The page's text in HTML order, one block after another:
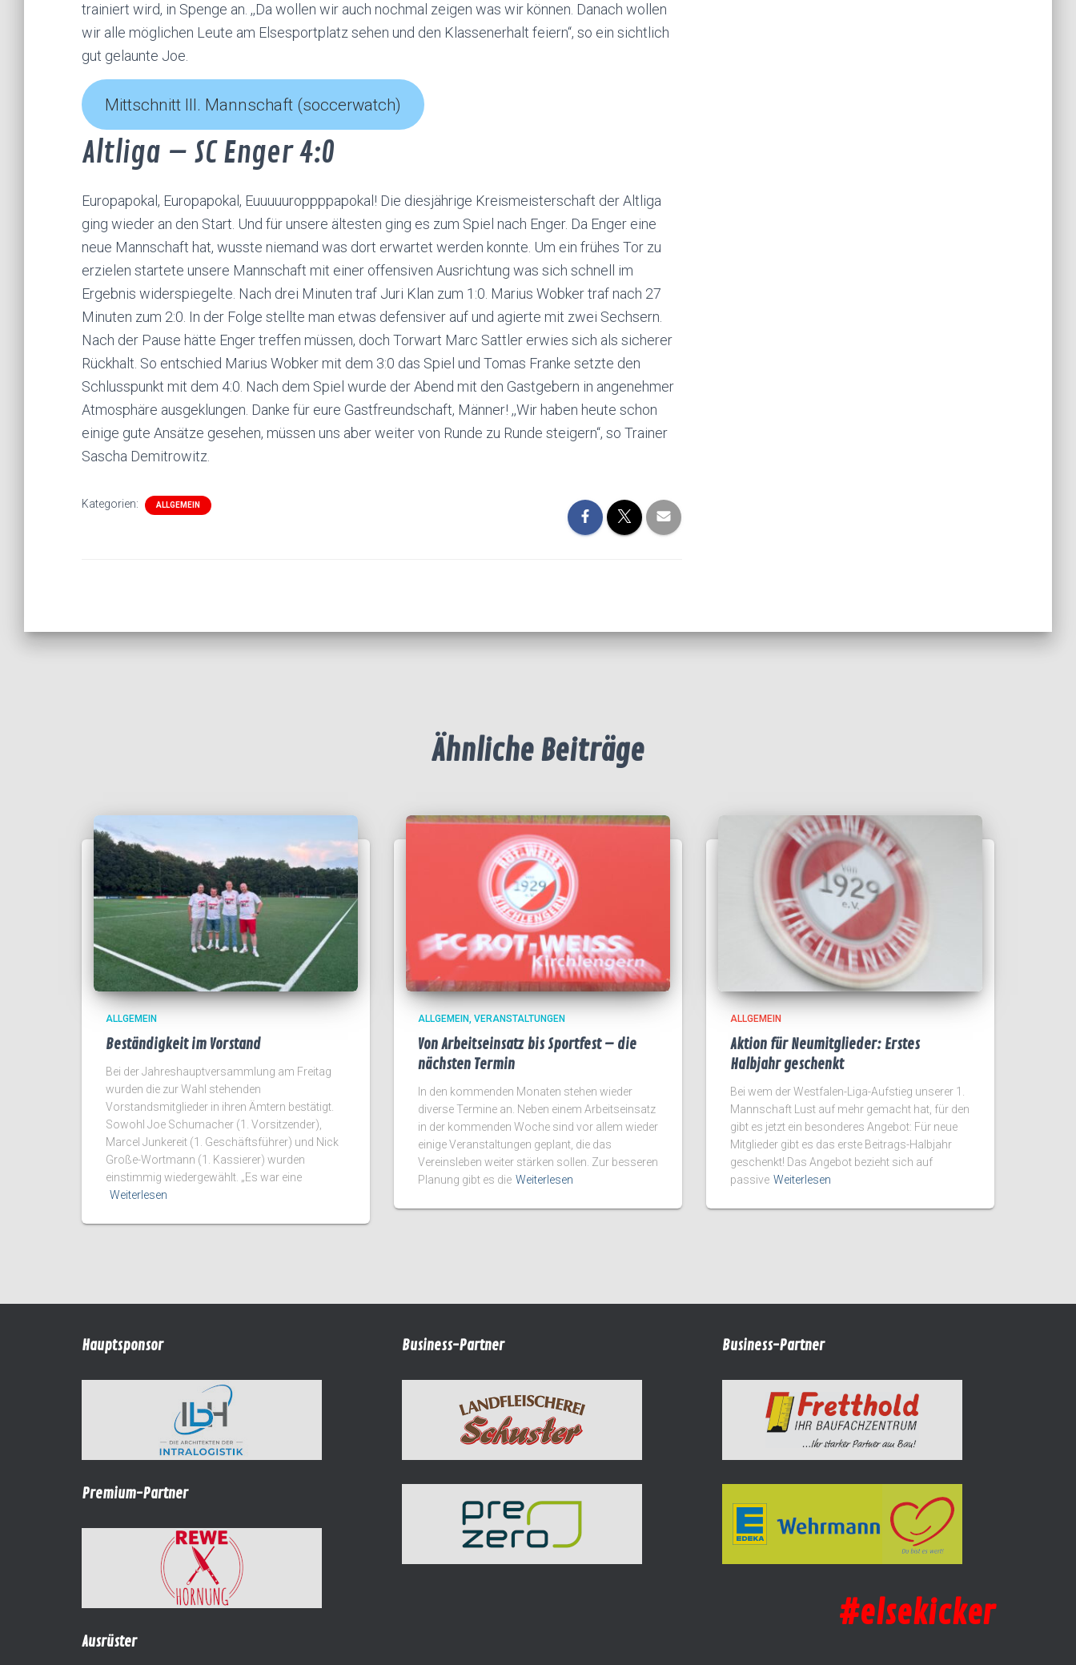
trainiert wird, in Spenge an. ,,Da wollen wir auch nochmal zeigen was wir können. Danach wollen
wir alle möglichen Leute am Elsesportplatz sehen und den Klassenerhalt feiern“, so ein sichtlich
gut gelaunte Joe.
Mittschnitt III. Mannschaft (soccerwatch)
Altliga – SC Enger 4:0
Europapokal, Europapokal, Euuuuuroppppapokal! Die diesjährige Kreismeisterschaft der Altliga
ging wieder an den Start. Und für unsere ältesten ging es zum Spiel nach Enger. Da Enger eine
neue Mannschaft hat, wusste niemand was dort erwartet werden konnte. Um ein frühes Tor zu
erzielen startete unsere Mannschaft mit einer offensiven Ausrichtung was sich schnell im
Ergebnis widerspiegelte. Nach drei Minuten traf Juri Klan zum 1:0. Marius Wobker traf nach 27
Minuten zum 2:0. In der Folge stellte man etwas defensiver auf und agierte mit zwei Sechsern.
Nach der Pause hätte Enger treffen müssen, doch Torwart Marc Sattler erwies sich als sicherer
Rückhalt. So entschied Marius Wobker mit dem 3:0 das Spiel und Tomas Franke setzte den
Schlusspunkt mit dem 4:0. Nach dem Spiel wurde der Abend mit den Gastgebern in angenehmer
Atmosphäre ausgeklungen. Danke für eure Gastfreundschaft, Männer! ,,Wir haben heute schon
einige gute Ansätze gesehen, müssen uns aber weiter von Runde zu Runde steigern“, so Trainer
Sascha Demitrowitz.
Kategorien: ALLGEMEIN
Ähnliche Beiträge
ALLGEMEIN
Beständigkeit im Vorstand
Bei der Jahreshauptversammlung am Freitag
wurden die zur Wahl stehenden
Vorstandsmitglieder in ihren Ämtern bestätigt.
Sowohl Joe Schumacher (1. Vorsitzender),
Marcel Junkereit (1. Geschäftsführer) und Nick
Große-Wortmann (1. Kassierer) wurden
einstimmig wiedergewählt. „Es war eine
Weiterlesen
ALLGEMEIN VERANSTALTUNGEN
Von Arbeitseinsatz bis Sportfest – die
nächsten Termin
In den kommenden Monaten stehen wieder
diverse Termine an. Neben einem Arbeitseinsatz
in der kommenden Woche sind vor allem wieder
einige Veranstaltungen geplant, die das
Vereinsleben weiter stärken sollen. Zur besseren
Planung gibt es die Weiterlesen
ALLGEMEIN
Aktion für Neumitglieder: Erstes
Halbjahr geschenkt
Bei wem der Westfalen-Liga-Aufstieg unserer 1.
Mannschaft Lust auf mehr gemacht hat, für den
gibt es jetzt ein besonderes Angebot: Für neue
Mitglieder gibt es das erste Beitrags-Halbjahr
geschenkt! Das Angebot bezieht sich auf
passive Weiterlesen
Hauptsponsor
Premium-Partner
Ausrüster
Business-Partner Business-Partner
#elsekicker